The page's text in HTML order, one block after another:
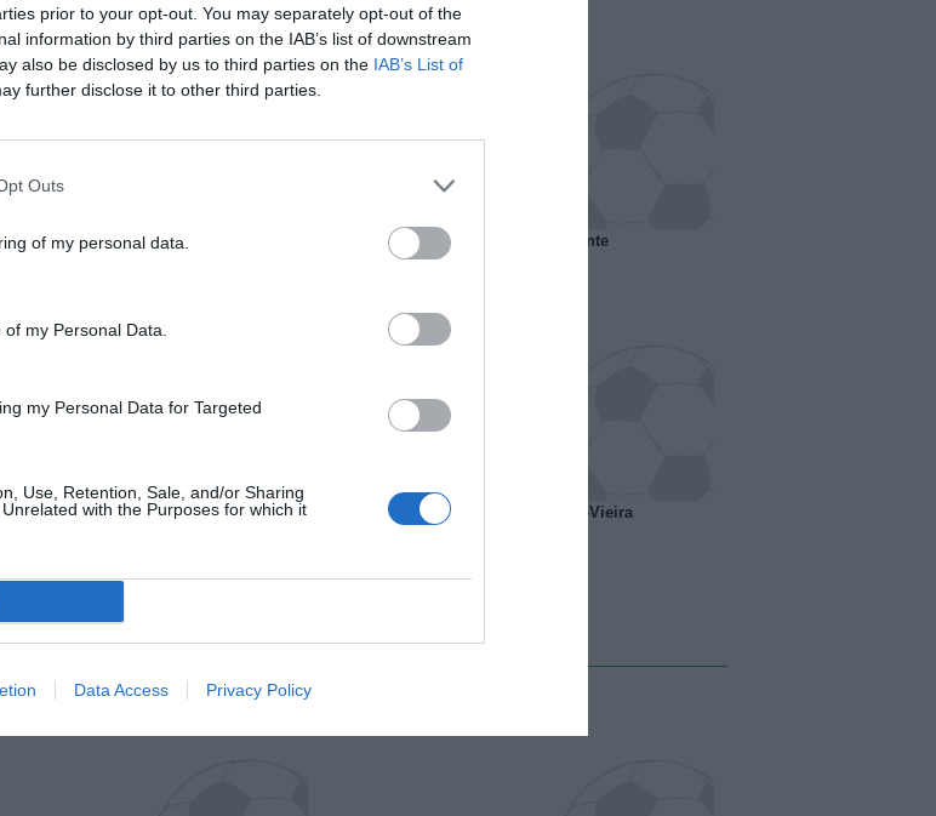
prior to your opt-out. You may separately opt-out of the
information by third parties on the IAB’s list of downstream
also be disclosed by us to third parties on the IAB’s List of
further disclose it to other third parties.
Outs
of my personal data.
my Personal Data.
my Personal Data for Targeted
Use, Retention, Sale, and/or Sharing
with the Purposes for which it
Data Access Privacy Policy
spinge per Zamorano Francia, il Marsiglia senza presidente
giocare A gennaio ipotesi scambio Davids-Vieira